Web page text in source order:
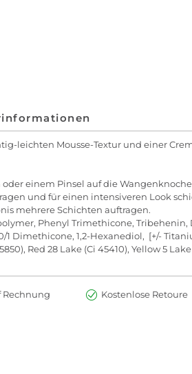
leichten Mousse-Textur und einer
einem Pinsel auf die
und für einen intensiveren Look
mehrere Schichten auftragen.
Phenyl Trimethicone, Tribehenin,
1,2-Hexanediol, [+/-
Red 28 Lake (Ci 45410), Yellow 5
Rechnung Kostenlose Retoure